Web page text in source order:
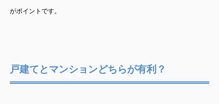
がポイントです。
戸建てとマンションどちらが有利？